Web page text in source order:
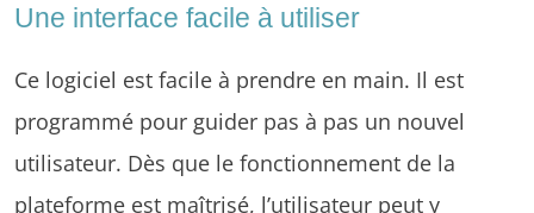
Une interface facile à utiliser
Ce logiciel est facile à prendre en main. Il est
programmé pour guider pas à pas un nouvel
utilisateur. Dès que le fonctionnement de la
plateforme est maîtrisé, l’utilisateur peut y